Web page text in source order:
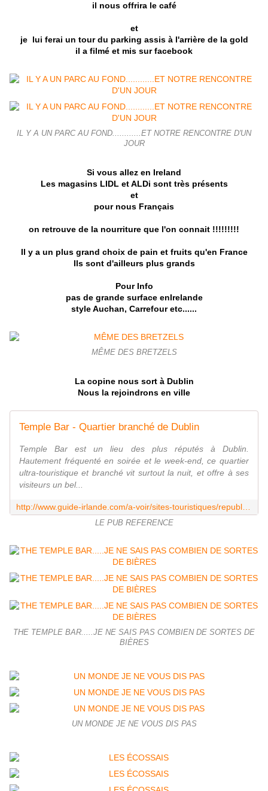
il nous offrira le café
et
je lui ferai un tour du parking assis à l'arrière de la gold
il a filmé et mis sur facebook
IL Y A UN PARC AU FOND............ET NOTRE RENCONTRE D'UN
JOUR
Si vous allez en Ireland
Les magasins LIDL et ALDi sont très présents
et
pour nous Français
on retrouve de la nourriture que l'on connait !!!!!!!!!
Il y a un plus grand choix de pain et fruits qu'en France
Ils sont d'ailleurs plus grands
Pour Info
pas de grande surface enIrelande
style Auchan, Carrefour etc......
MÊME DES BRETZELS
La copine nous sort à Dublin
Nous la rejoindrons en ville
Temple Bar - Quartier branché de Dublin
Temple Bar est un lieu des plus réputés à Dublin.
Hautement fréquenté en soirée et le week-end, ce quartier
ultra-touristique et branché vit surtout la nuit, et offre à ses
visiteurs un bel...
LE PUB REFERENCE
THE TEMPLE BAR.....JE NE SAIS PAS COMBIEN DE SORTES DE
BIÈRES
UN MONDE JE NE VOUS DIS PAS